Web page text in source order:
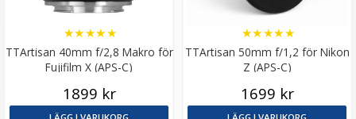
TTArtisan 40mm f/2,8 Makro för
Fujifilm X (APS-C)
★★★★★
1899 kr
TTArtisan 50mm f/1,2 för Nikon
Z (APS-C)
★★★★★
1699 kr